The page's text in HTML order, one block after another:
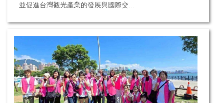
並促進台灣觀光產業的發展與國際交...